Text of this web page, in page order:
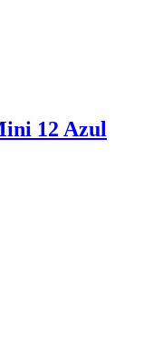
12 Azul